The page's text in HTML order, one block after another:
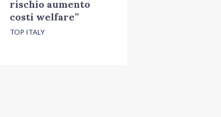
rischio aumento
costi welfare”
TOP ITALY